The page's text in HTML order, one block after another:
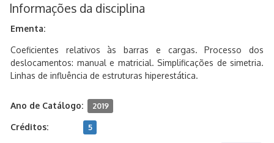
Informações da disciplina
Ementa:
Coeficientes relativos às barras e cargas. Processo dos
deslocamentos: manual e matricial. Simplificações de simetria.
Linhas de influência de estruturas hiperestática.
Ano de Catálogo: 2019
Créditos: 5